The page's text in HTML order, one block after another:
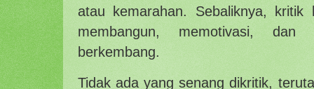
atau kemarahan. Sebaliknya,
membangun, memotivasi,
berkembang.
Tidak ada yang senang dikritik,